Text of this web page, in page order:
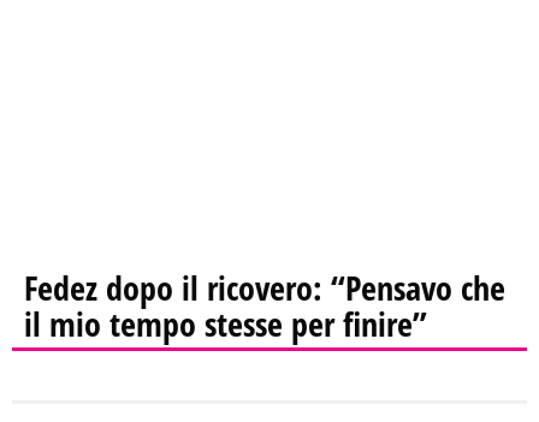
Fedez dopo il ricovero: “Pensavo che
il mio tempo stesse per finire”